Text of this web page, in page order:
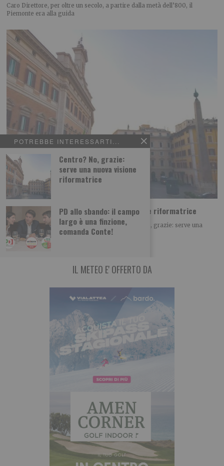
POTREBBE INTERESSARTI...
Centro? No, grazie:
serve una nuova visione
riformatrice
PD allo sbando: il campo
largo è una finzione,
comanda Conte!
Caro Direttore, per oltre un secolo, a partire dalla metà dell’800, il
Piemonte era alla guida
Centro? No, grazie: serve una nuova visione riformatrice
POLITICA Leggi l’articolo su L’identità: Centro? No, grazie: serve una
nuova visione riformatrice Leggi qui le
IL METEO E' OFFERTO DA